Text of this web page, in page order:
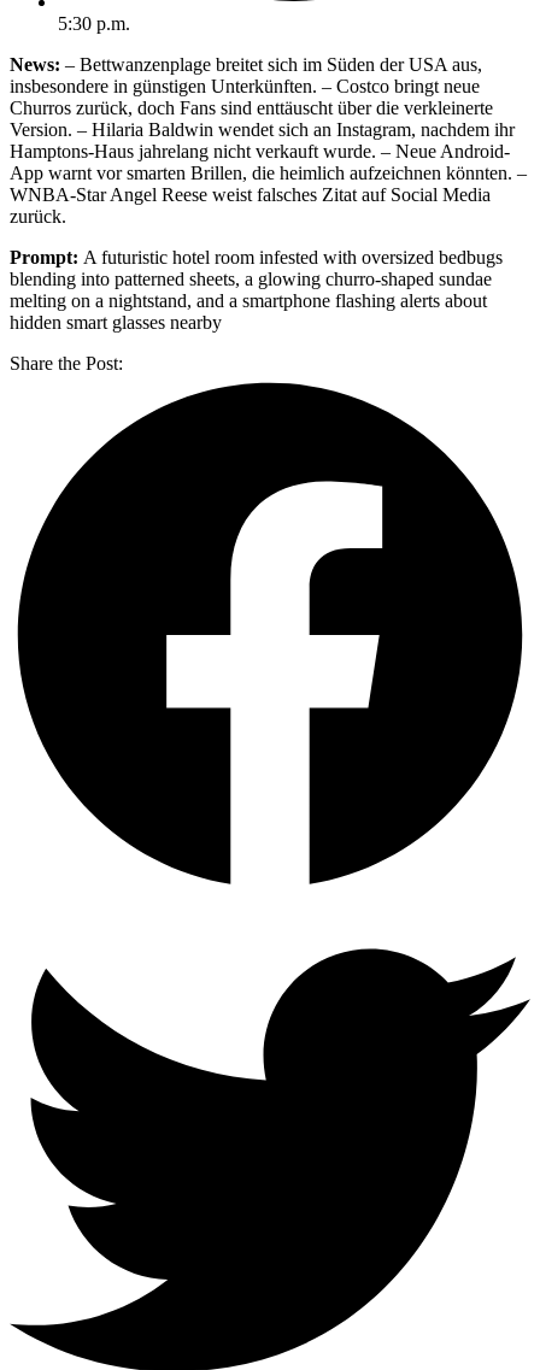
5:30 p.m.
News: – Bettwanzenplage breitet sich im Süden der USA aus,
insbesondere in günstigen Unterkünften. – Costco bringt neue
Churros zurück, doch Fans sind enttäuscht über die verkleinerte
Version. – Hilaria Baldwin wendet sich an Instagram, nachdem ihr
Hamptons-Haus jahrelang nicht verkauft wurde. – Neue Android-
App warnt vor smarten Brillen, die heimlich aufzeichnen könnten. –
WNBA-Star Angel Reese weist falsches Zitat auf Social Media
zurück.
Prompt: A futuristic hotel room infested with oversized bedbugs
blending into patterned sheets, a glowing churro-shaped sundae
melting on a nightstand, and a smartphone flashing alerts about
hidden smart glasses nearby
Share the Post: